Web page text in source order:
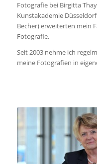
Fotografie bei Birgitta
Kunstakademie
Becher) erweiterten mein
Fotografie.
Seit 2003 nehme ich
meine Fotografien in